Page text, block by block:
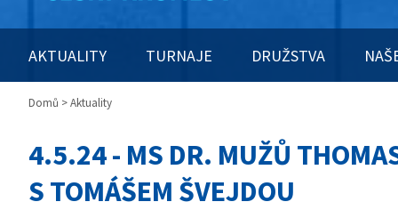
AKTUALITY TURNAJE DRUŽSTVA
Domů > Aktuality
4.5.24 - MS DR. MUŽŮ
S TOMÁŠEM ŠVEJDOU